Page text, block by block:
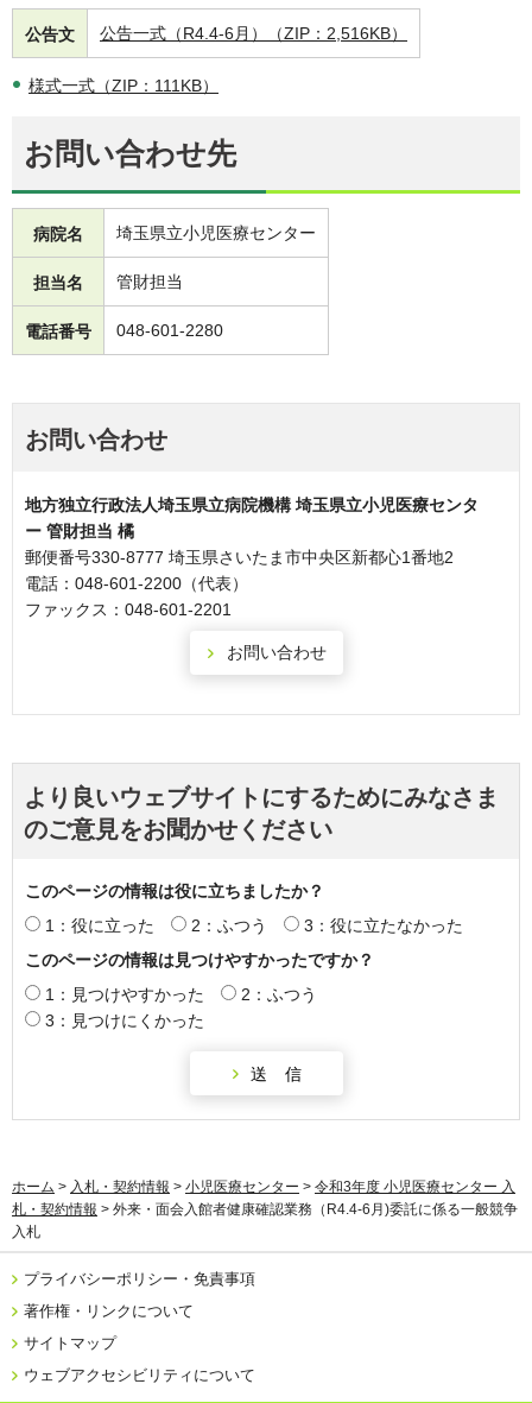
公告文 公告一式（R4.4-6月）（ZIP：2,516KB）
様式一式（ZIP：111KB）
お問い合わせ先
病院名 埼玉県立小児医療センター
担当名 管財担当
電話番号 048-601-2280
お問い合わせ
地方独立行政法人埼玉県立病院機構 埼玉県立小児医療センタ
ー 管財担当 橘
郵便番号330-8777 埼玉県さいたま市中央区新都心1番地2
電話：048-601-2200（代表）
ファックス：048-601-2201
より良いウェブサイトにするためにみなさま
のご意見をお聞かせください
このページの情報は役に立ちましたか？
1：役に立った
2：ふつう
3：役に立たなかった
このページの情報は見つけやすかったですか？
1：見つけやすかった
2：ふつう
3：見つけにくかった
ホーム > 入札・契約情報 > 小児医療センター > 令和3年度 小児医療センター 入
札・契約情報 > 外来・面会入館者健康確認業務（R4.4-6月)委託に係る一般競争
入札
プライバシーポリシー・免責事項
著作権・リンクについて
サイトマップ
ウェブアクセシビリティについて